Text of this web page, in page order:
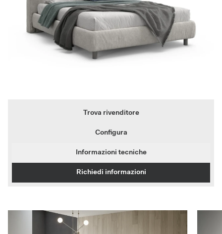
Trova rivenditore
Configura
Informazioni tecniche
Richiedi informazioni